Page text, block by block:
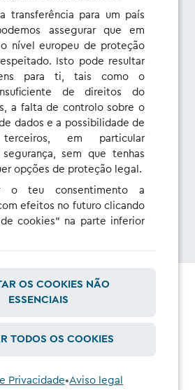
e cartões presente
às funcionalidades beta
e melhorares os nossos
das câmaras da investigação de
te gabares!
transferência para um país
assegurar que em
nível europeu de proteção
Isto pode resultar
para ti, tais como o
de direitos do
a falta de controlo sobre o
dados e a possibilidade de
em particular
sem que tenhas
opções de proteção legal.
o teu consentimento a
efeitos no futuro clicando
cookies" na parte inferior
OS COOKIES NÃO
ESSENCIAIS
TODOS OS COOKIES
Privacidade•Aviso legal